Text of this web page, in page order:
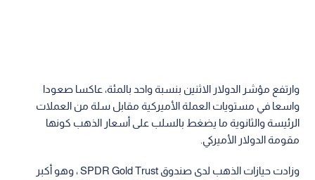
وارتفع مؤشر الدولار الاثنين بنسبة واحد بالمئة، عاكسا صعودا
واسعا في مستويات العملة الأميركية مقابل سلة من العملات
الرئيسة والثانوية ما يضغط بالسلب على أسعار الذهب كونها
مقومة الدولار الأميركي.
وزادت حيازات الذهب لدى صندوق SPDR Gold Trust ، وهو أكبر